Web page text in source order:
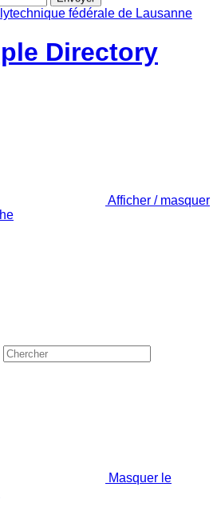
Directory
Afficher / masquer
Masquer le